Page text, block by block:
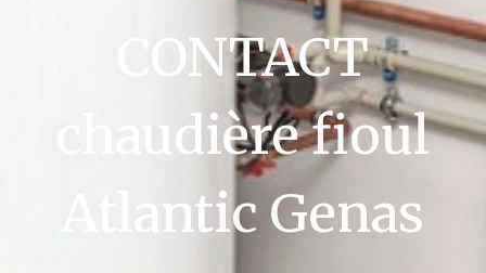
CONTACT
chaudière fioul
Atlantic Genas